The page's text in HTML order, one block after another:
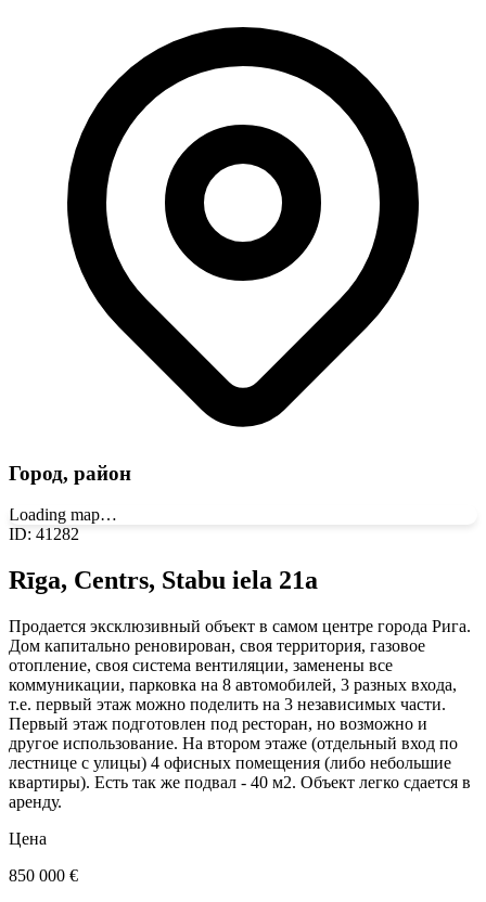
Город, район
Loading map…
ID: 41282
Rīga, Centrs, Stabu iela 21a
Продается эксклюзивный объект в самом центре города Рига.
Дом капитально реновирован, своя территория, газовое
отопление, своя система вентиляции, заменены все
коммуникации, парковка на 8 автомобилей, 3 разных входа,
т.е. первый этаж можно поделить на 3 независимых части.
Первый этаж подготовлен под ресторан, но возможно и
другое использование. На втором этаже (отдельный вход по
лестнице с улицы) 4 офисных помещения (либо небольшие
квартиры). Есть так же подвал - 40 м2. Объект легко сдается в
аренду.
Цена
850 000 €